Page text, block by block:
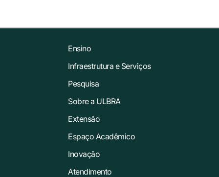
Ensino
Infraestrutura e Serviços
Pesquisa
Sobre a ULBRA
Extensão
Espaço Acadêmico
Inovação
Atendimento